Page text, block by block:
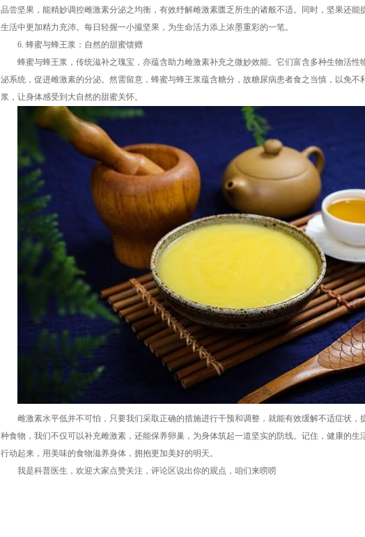
品尝坚果，能精妙调控雌激素分泌之均衡，有效纾解雌激素匮乏所生的诸般不适。同时，坚果还能
生活中更加精力充沛。每日轻握一小撮坚果，为生命活力添上浓墨重彩的一笔。
6. 蜂蜜与蜂王浆：自然的甜蜜馈赠
蜂蜜与蜂王浆，传统滋补之瑰宝，亦蕴含助力雌激素补充之微妙效能。它们富含多种生物活性
泌系统，促进雌激素的分泌。然需留意，蜂蜜与蜂王浆蕴含糖分，故糖尿病患者食之当慎，以免不
浆，让身体感受到大自然的甜蜜关怀。
雌激素水平低并不可怕，只要我们采取正确的措施进行干预和调整，就能有效缓解不适症状，
种食物，我们不仅可以补充雌激素，还能保养卵巢，为身体筑起一道坚实的防线。记住，健康的生
行动起来，用美味的食物滋养身体，拥抱更加美好的明天。
我是科普医生，欢迎大家点赞关注，评论区说出你的观点，咱们来唠唠